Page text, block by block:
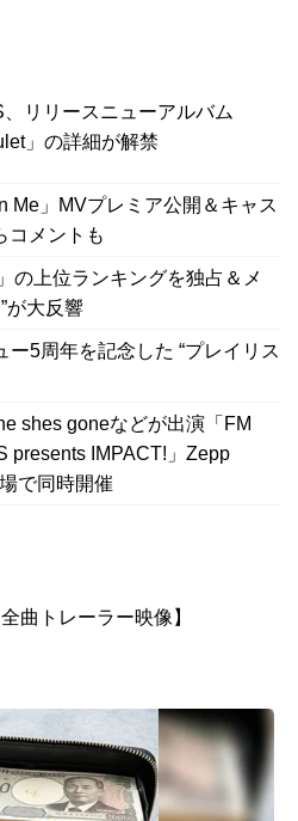
、リリースニューアルバム
」の詳細が解禁
Me」MVプレミア公開＆キャス
コメントも
の上位ランキングを独占＆メ
が大反響
ー5周年を記念した “プレイリス
shes goneなどが出演「FM
presents IMPACT!」Zepp
で同時開催
曲トレーラー映像】